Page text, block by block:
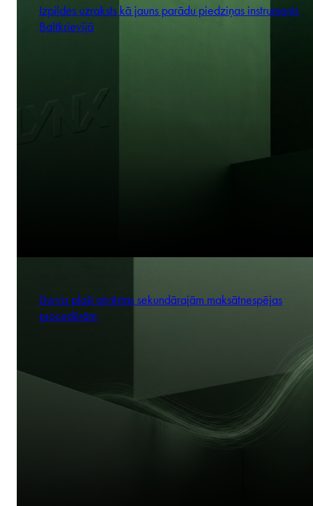
Izpildes uzraksts kā jauns parādu piedziņas instruments
Baltkrievijā
Durvis plaši atvērtas sekundārajām maksātnespējas
procedūrām